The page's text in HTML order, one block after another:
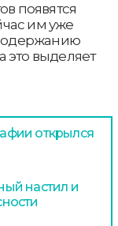
появятся
им уже
это выделяет
открылся
настил и